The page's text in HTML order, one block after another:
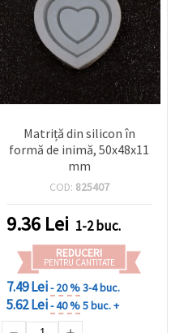
Matriță din silicon în
formă de inimă, 50x48x11
mm
COD: 825407
9.36 Lei 1-2 buc.
REDUCERI
PENTRU CANTITATE
7.49 Lei- 20 %3-4 buc.
5.62 Lei- 40 %5 buc. +